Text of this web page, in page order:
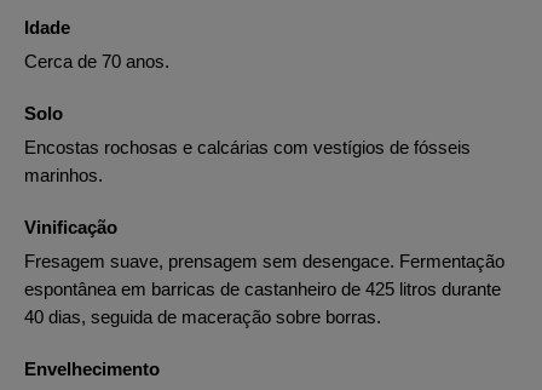
Idade
Cerca de 70 anos.
Solo
Encostas rochosas e calcárias com vestígios de fósseis
marinhos.
Vinificação
Fresagem suave, prensagem sem desengace. Fermentação
espontânea em barricas de castanheiro de 425 litros durante
40 dias, seguida de maceração sobre borras.
Envelhecimento